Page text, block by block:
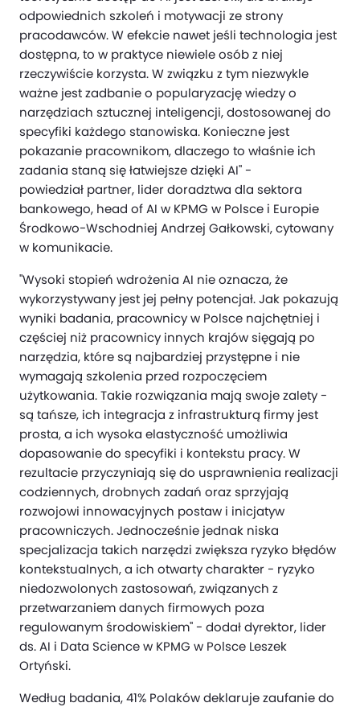
odpowiednich szkoleń i motywacji ze strony
pracodawców. W efekcie nawet jeśli technologia jest
dostępna, to w praktyce niewiele osób z niej
rzeczywiście korzysta. W związku z tym niezwykle
ważne jest zadbanie o popularyzację wiedzy o
narzędziach sztucznej inteligencji, dostosowanej do
specyfiki każdego stanowiska. Konieczne jest
pokazanie pracownikom, dlaczego to właśnie ich
zadania staną się łatwiejsze dzięki AI" -
powiedział partner, lider doradztwa dla sektora
bankowego, head of AI w KPMG w Polsce i Europie
Środkowo-Wschodniej Andrzej Gałkowski, cytowany
w komunikacie.
"Wysoki stopień wdrożenia AI nie oznacza, że
wykorzystywany jest jej pełny potencjał. Jak pokazują
wyniki badania, pracownicy w Polsce najchętniej i
częściej niż pracownicy innych krajów sięgają po
narzędzia, które są najbardziej przystępne i nie
wymagają szkolenia przed rozpoczęciem
użytkowania. Takie rozwiązania mają swoje zalety -
są tańsze, ich integracja z infrastrukturą firmy jest
prosta, a ich wysoka elastyczność umożliwia
dopasowanie do specyfiki i kontekstu pracy. W
rezultacie przyczyniają się do usprawnienia realizacji
codziennych, drobnych zadań oraz sprzyjają
rozwojowi innowacyjnych postaw i inicjatyw
pracowniczych. Jednocześnie jednak niska
specjalizacja takich narzędzi zwiększa ryzyko błędów
kontekstualnych, a ich otwarty charakter - ryzyko
niedozwolonych zastosowań, związanych z
przetwarzaniem danych firmowych poza
regulowanym środowiskiem" - dodał dyrektor, lider
ds. AI i Data Science w KPMG w Polsce Leszek
Ortyński.
Według badania, 41% Polaków deklaruje zaufanie do